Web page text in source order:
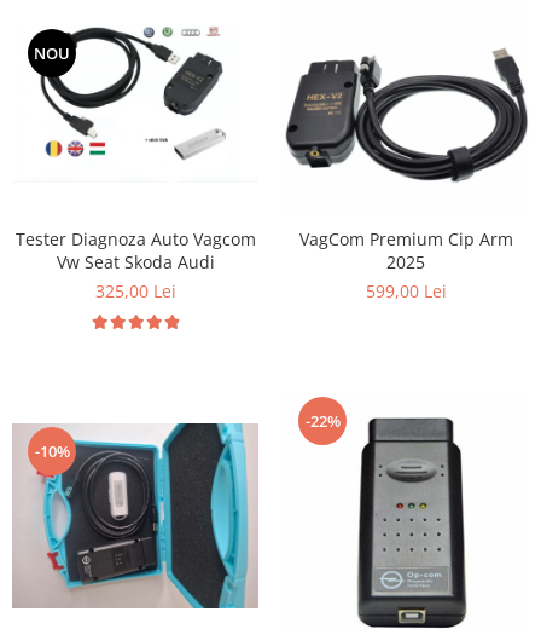
NOU
Tester Diagnoza Auto Vagcom
Vw Seat Skoda Audi
325,00 Lei
VagCom Premium Cip Arm
2025
599,00 Lei
-10%
-22%